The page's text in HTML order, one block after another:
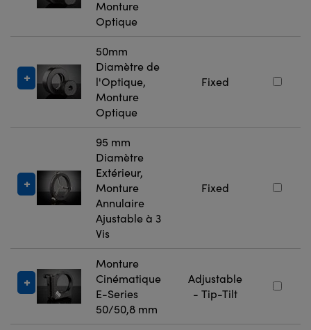
Monture
Optique
50mm
Diamètre de
l'Optique,
Monture
Optique
Fixed
95 mm
Diamètre
Extérieur,
Monture
Annulaire
Ajustable à 3
Vis
Fixed
Monture
Cinématique
E-Series
50/50,8 mm
Adjustable
- Tip-Tilt